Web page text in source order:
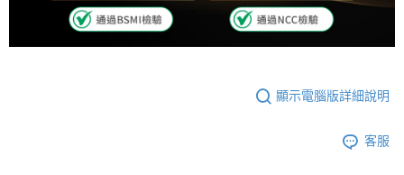
顯示電腦版詳細說明
客服